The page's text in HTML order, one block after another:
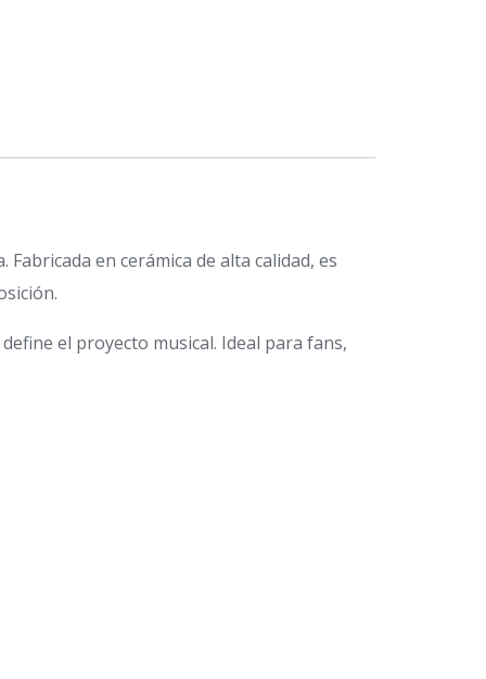
en cerámica de alta calidad, es
el proyecto musical. Ideal para fans,